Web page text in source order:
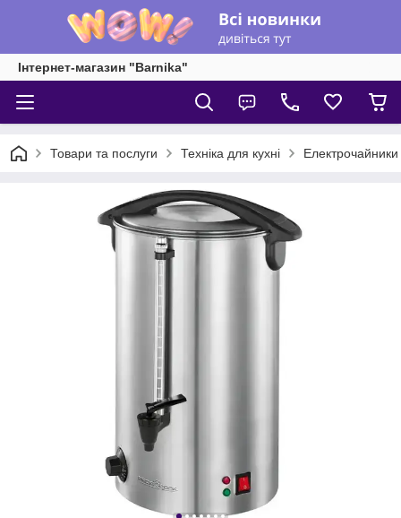
Інтернет-магазин "Barnika"
Товари та послуги Техніка для кухні